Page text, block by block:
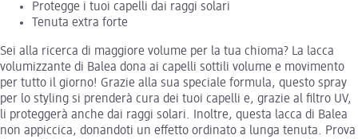
Protegge i tuoi capelli dai raggi solari
Tenuta extra forte
Sei alla ricerca di maggiore volume per la tua chioma? La lacca
volumizzante di Balea dona ai capelli sottili volume e movimento
per tutto il giorno! Grazie alla sua speciale formula, questo spray
per lo styling si prenderà cura dei tuoi capelli e, grazie al filtro UV,
li proteggerà anche dai raggi solari. Inoltre, questa lacca di Balea
non appiccica, donandoti un effetto ordinato a lunga tenuta. Prova